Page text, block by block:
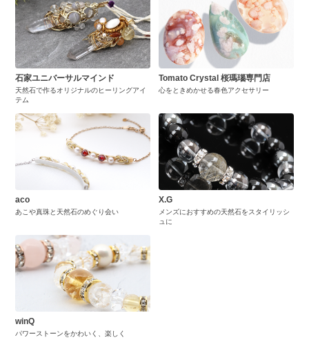
石家ユニバーサルマインド
天然石で作るオリジナルのヒーリングアイ
テム
Tomato Crystal 桜瑪瑙専門店
心をときめかせる春色アクセサリー
aco
あこや真珠と天然石のめぐり会い
X.G
メンズにおすすめの天然石をスタイリッシ
ュに
winQ
パワーストーンをかわいく、楽しく